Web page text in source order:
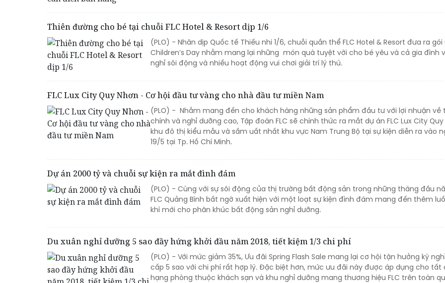
Thiên đường cho bé tại chuỗi FLC Hotel & Resort dịp 1/6
(PLO) - Nhân dịp Quốc tế Thiếu nhi 1/6, chuỗi quần thể FLC Hotel & Resort đưa ra gói
Children’s Day nhằm mang lại những món quà tuyệt vời cho bé yêu và cả gia đình
nghỉ sôi động và nhiều hoạt động vui chơi giải trí lý thú.
FLC Lux City Quy Nhơn - Cơ hội đầu tư vàng cho nhà đầu tư miền Nam
(PLO) - Nhằm mang đến cho khách hàng những sản phẩm đầu tư với lợi nhuận về
chính và nghỉ dưỡng cao, Tập đoàn FLC sẽ chính thức ra mắt dự án FLC Lux City
khu đô thị kiểu mẫu và sầm uất nhất khu vực Nam Trung Bộ tại sự kiện diễn ra vào
19/5 tại Tp. Hồ Chí Minh.
Dự án 2000 tỷ và chuỗi sự kiện ra mắt đình đám
(PLO) - Cùng với sự sôi động của thị trường bất động sản trong những tháng đầu
FLC Quảng Bình bất ngờ xuất hiện với một loạt sự kiện đình đám mang đến thêm
khí mới cho phân khúc bất động sản nghỉ dưỡng.
Du xuân nghỉ dưỡng 5 sao đầy hứng khởi đầu năm 2018, tiết kiệm 1/3 chi phí
(PLO) - Với mức giảm 35%, Ưu đãi Spring Flash Sale mang lại cơ hội tận hưởng kỳ
cấp 5 sao với chi phí rất hợp lý. Đặc biệt hơn, mức ưu đãi này được áp dụng cho tất
hạng phòng thuộc khách sạn và khu nghỉ dưỡng mang thương hiệu FLC trên toàn